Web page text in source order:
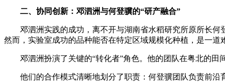
二、协同创新：邓泗洲与何登骥的“研产融合”
邓泗洲实践的成功，离不开与湖南省水稻研究所原所长何
然而，实验室成功的品种能否在特定区域规模化种植，是一道
邓泗洲扮演了关键的“转化者”角色。他的团队在粤北的田
他们的合作模式清晰地划分了职责：何登骥团队负责前沿